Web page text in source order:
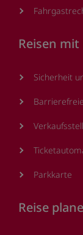
Reisen mit
Sicherheit
Parkkarte
Reise